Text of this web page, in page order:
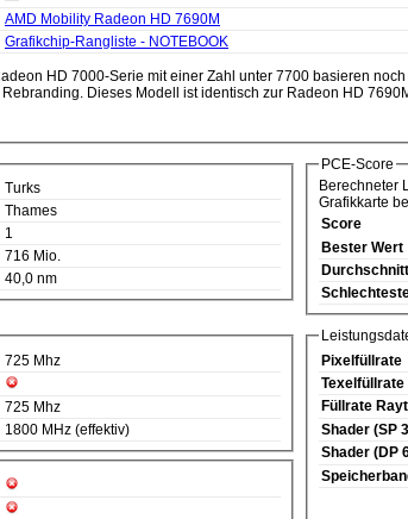
AMD Mobility Radeon HD 7690M
Grafikchip-Rangliste - NOTEBOOK
HD 7000-Serie mit einer Zahl unter 7700 basieren
Dieses Modell ist identisch zur Radeon HD
Turks
Thames
1
716 Mio.
40,0 nm
PCE-Score
Berechneter
Grafikkarte
Score
Bester Wert
Durchschnitt
725 Mhz
725 Mhz
1800 MHz (effektiv)
Pixelfüllrate
Texelfüllrate
Füllrate
Shader (SP
Shader (DP